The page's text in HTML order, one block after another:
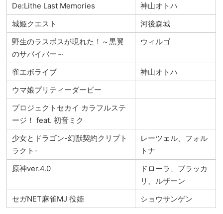
De:Lithe Last Memories
神山オトハ
城姫クエスト
河後森城
野生のラスボスが現れた！～黒翼
のサバイバー～
ウィルゴ
雀エボライブ
神山オトハ
ウマ娘プリティーダービー
プロジェクトセカイ カラフルステ
ージ！ feat. 初音ミク
少女とドラゴン-幻獣契約クリプト
ラクト-
レーツェル、フォル
トナ
原神ver.4.0
ドローラ、ブラッカ
リ、ルザーン
セガNET麻雀MJ 役姫
ショウサンゲン